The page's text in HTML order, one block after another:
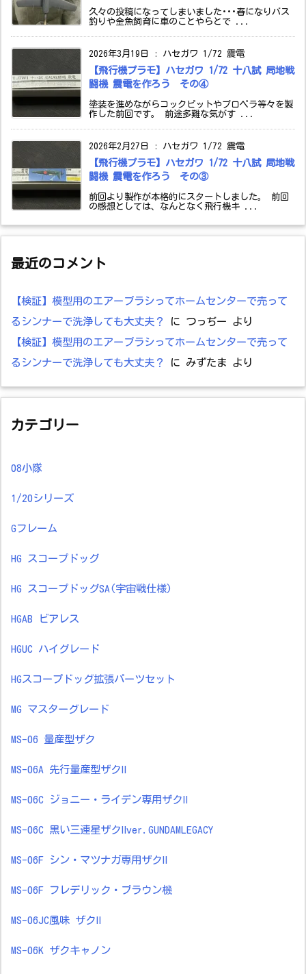
久々の投稿になってしまいました･･･春になりバス
釣りや金魚飼育に車のことやらとで ...
2026年3月19日 : ハセガワ 1/72 震電
【飛行機プラモ】ハセガワ 1/72 十八試 局地戦
闘機 震電を作ろう その④
塗装を進めながらコックピットやプロペラ等々を製
作した前回です。 前途多難な気がす ...
2026年2月27日 : ハセガワ 1/72 震電
【飛行機プラモ】ハセガワ 1/72 十八試 局地戦
闘機 震電を作ろう その③
前回より製作が本格的にスタートしました。 前回
の感想としては、なんとなく飛行機キ ...
最近のコメント
【検証】模型用のエアーブラシってホームセンターで売って
るシンナーで洗浄しても大丈夫？
に つっぢー より
【検証】模型用のエアーブラシってホームセンターで売って
るシンナーで洗浄しても大丈夫？
に みずたま より
カテゴリー
08小隊
1/20シリーズ
Gフレーム
HG スコープドッグ
HG スコープドッグSA(宇宙戦仕様)
HGAB ビアレス
HGUC ハイグレード
HGスコープドッグ拡張パーツセット
MG マスターグレード
MS-06 量産型ザク
MS-06A 先行量産型ザクⅡ
MS-06C ジョニー・ライデン専用ザクⅡ
MS-06C 黒い三連星ザクⅡver.GUNDAMLEGACY
MS-06F シン・マツナガ専用ザクⅡ
MS-06F フレデリック・ブラウン機
MS-06JC風味 ザクⅡ
MS-06K ザクキャノン